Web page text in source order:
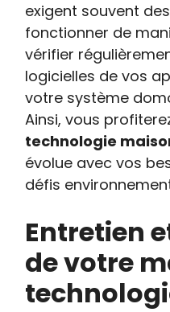
exigent souvent
fonctionner de
vérifier
logicielles de vos
votre système
Ainsi, vous
technologie
évolue avec vos
défis
Entretien
de votre